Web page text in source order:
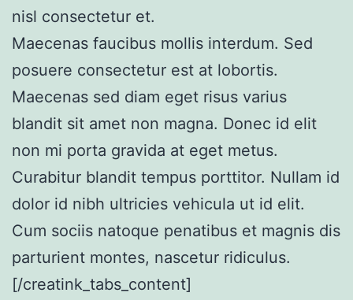
nisl consectetur et.
Maecenas faucibus mollis interdum. Sed
posuere consectetur est at lobortis.
Maecenas sed diam eget risus varius
blandit sit amet non magna. Donec id elit
non mi porta gravida at eget metus.
Curabitur blandit tempus porttitor. Nullam id
dolor id nibh ultricies vehicula ut id elit.
Cum sociis natoque penatibus et magnis dis
parturient montes, nascetur ridiculus.
[/creatink_tabs_content]